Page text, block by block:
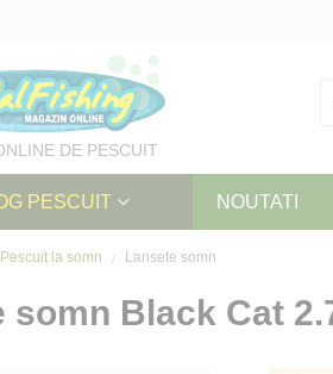
DE PESCUIT
PESCUIT NOUTATI
Pescuit la somn Lansete somn
somn Black Cat